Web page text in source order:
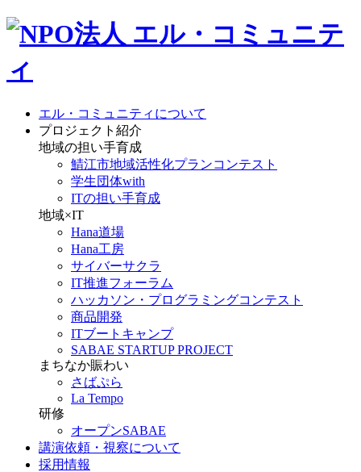
エル・コミュニティについて
プロジェクト紹介
地域の担い手育成
鯖江市地域活性化プランコンテスト
学生団体with
ITの担い手育成
地域×IT
Hana道場
Hana工房
サイバーサクラ
IT推進フォーラム
ハッカソン・プログラミングコンテスト
商品開発
ITブートキャンプ
SABAE STARTUP PROJECT
まちなか賑わい
さばぷら
La Tempo
研修
オープンSABAE
講演依頼・視察について
採用情報